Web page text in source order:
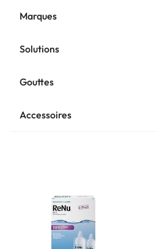
Marques
Solutions
Gouttes
Accessoires